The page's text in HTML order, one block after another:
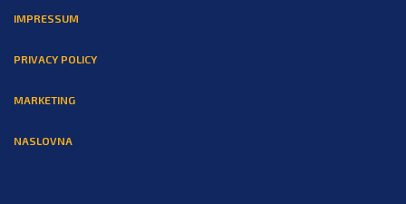
IMPRESSUM
PRIVACY POLICY
MARKETING
NASLOVNA